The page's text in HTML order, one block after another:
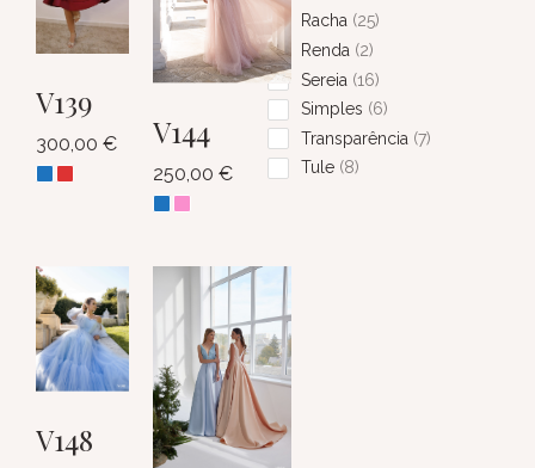
Racha 25
Renda
2
Sereia 16
Simples
6
Transparência 7
Tule 8
V139
300,00 € V144
250,00 €
V148